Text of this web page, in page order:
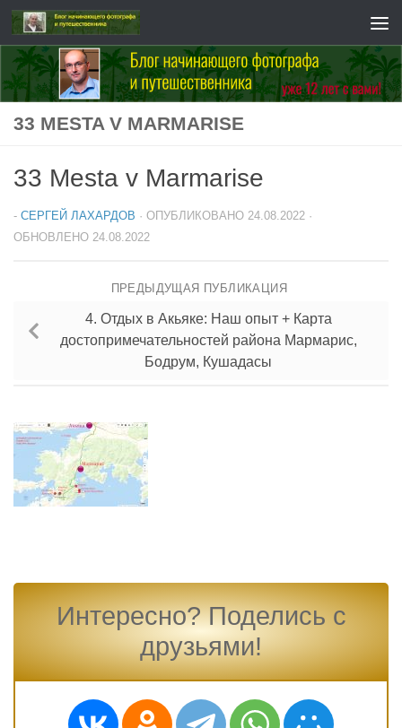
Перейти к содержимому
33 MESTA V MARMARISE
33 Mesta v Marmarise
- СЕРГЕЙ ЛАХАРДОВ · ОПУБЛИКОВАНО 24.08.2022 ·
ОБНОВЛЕНО 24.08.2022
ПРЕДЫДУЩАЯ ПУБЛИКАЦИЯ
4. Отдых в Акьяке: Наш опыт + Карта
достопримечательностей района Мармарис,
Бодрум, Кушадасы
Интересно? Поделись с
друзьями!